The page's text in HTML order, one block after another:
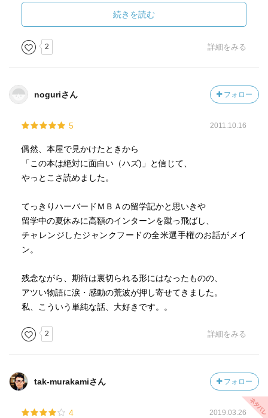
「その衝動をさらけ出すこと」
ここら辺が、キモであるように感じた。
見習おう！
続きを読む
2 詳細をみる
noguriさん フォロー
5 2011.10.16
偶然、本屋で見かけたときから
「この本は絶対に面白い（ハズ)」と信じて、
やっとこさ読めました。
てっきりハーバードＭＢＡの留学記かと思いきや
留学中の夏休みに高額のインターンを蹴っ飛ばし、
チャレンジしたジャンクフードの全米選手権のお話がメイ
ン。
残念ながら、期待は裏切られる形にはなったものの、
アツい物語に涙・感動の荒波が押し寄せてきました。
私、こういう単純な話、大好きです。。
2 詳細をみる
tak-murakamiさん フォロー
4 2019.03.26